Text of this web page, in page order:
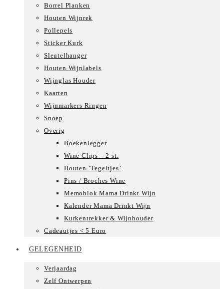
Borrel Planken
Houten Wijnrek
Pollepels
Sticker Kurk
Sleutelhanger
Houten Wijnlabels
Wijnglas Houder
Kaarten
Wijnmarkers Ringen
Snoep
Overig
Boekenlegger
Wine Clips – 2 st.
Houten ‘Tegeltjes’
Pins / Broches Wine
Memoblok Mama Drinkt Wijn
Kalender Mama Drinkt Wijn
Kurkentrekker & Wijnhouder
Cadeautjes < 5 Euro
GELEGENHEID
Verjaardag
Zelf Ontwerpen